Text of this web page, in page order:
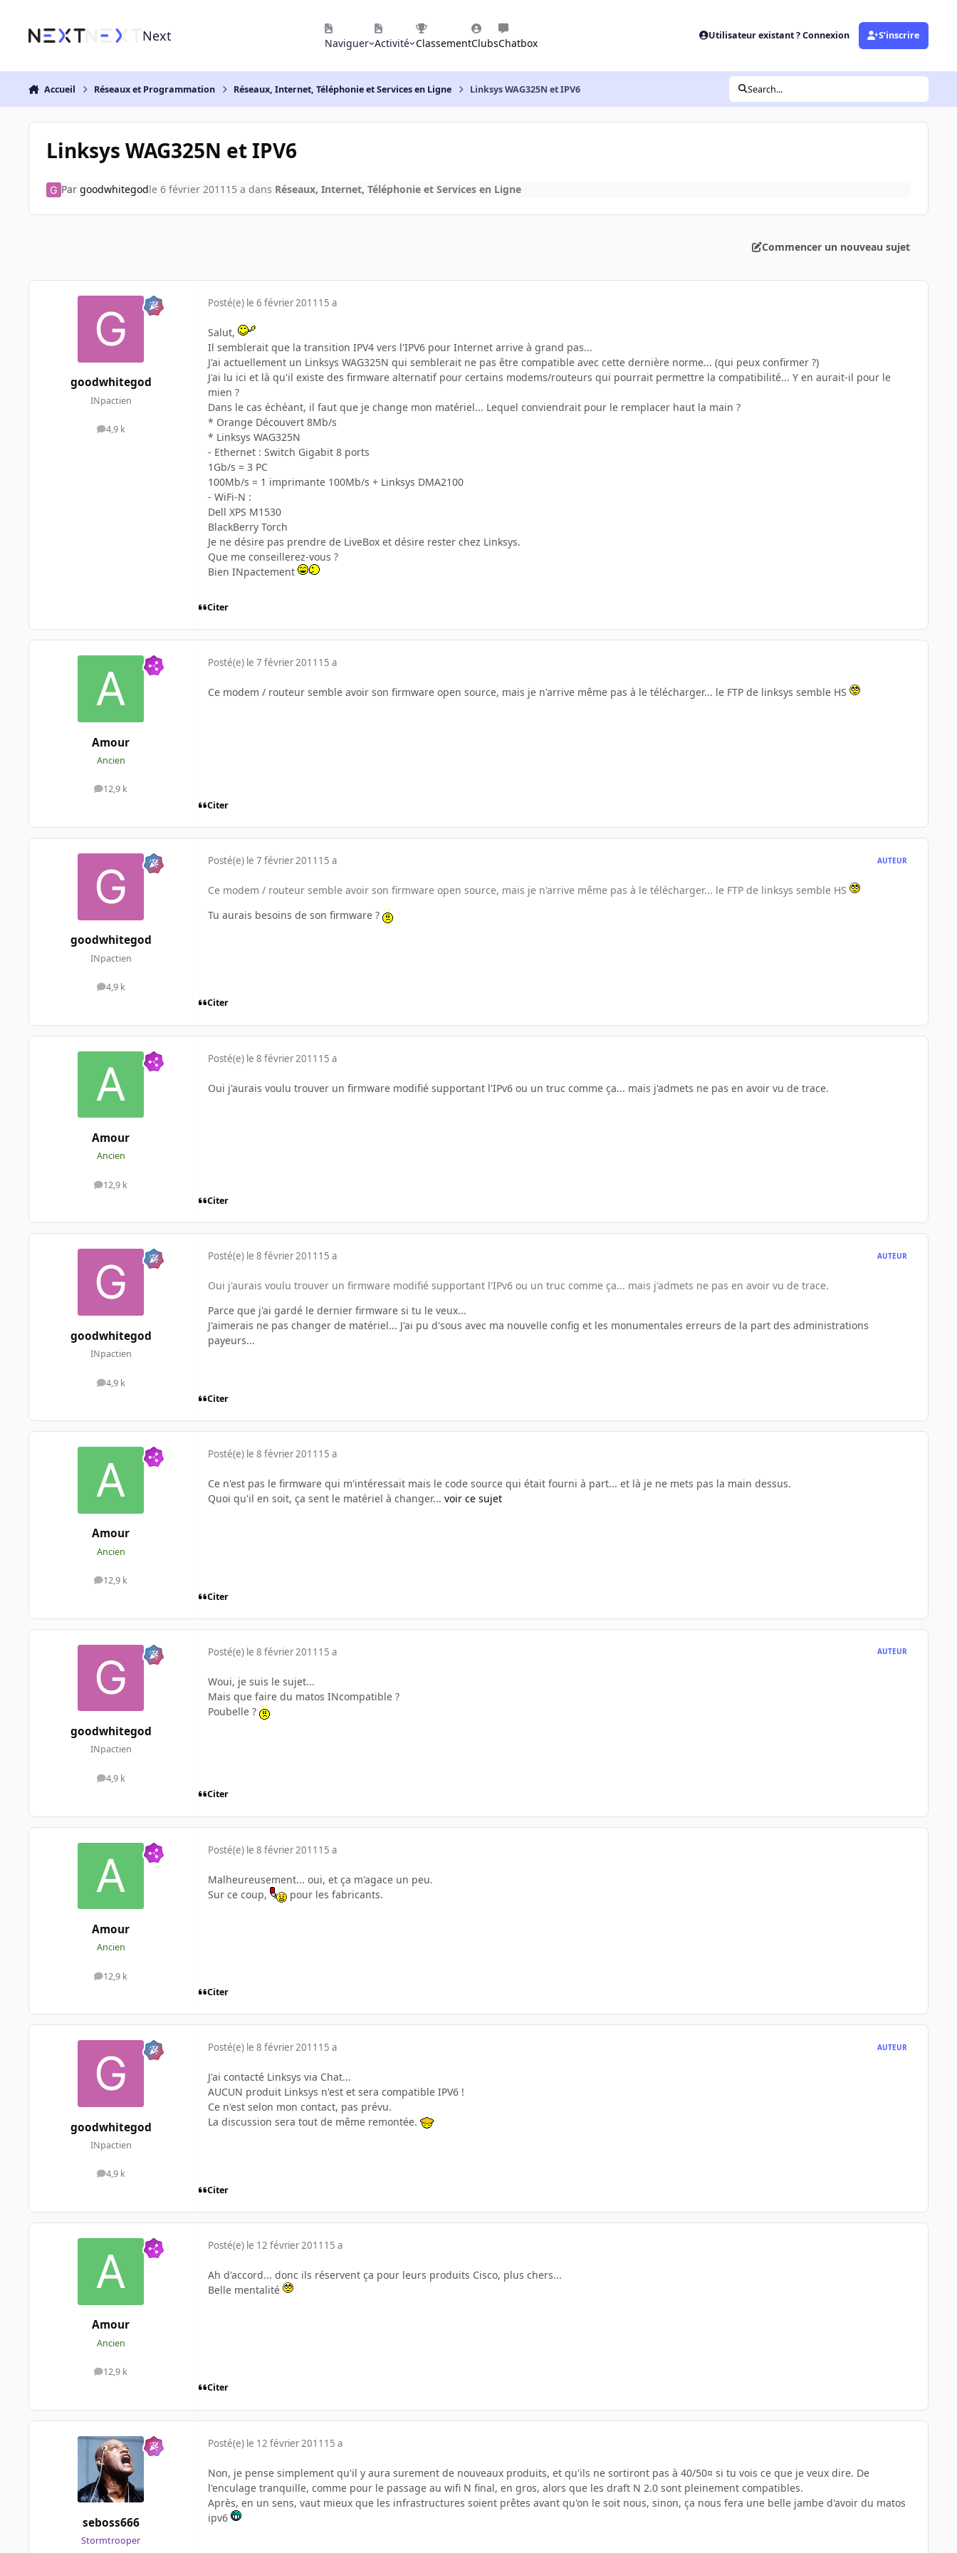
Next Naviguer Activité ClassementClubsChatbox
Utilisateur existant ? Connexion S’inscrire
Accueil Réseaux et Programmation Réseaux, Internet, Téléphonie et Services en Ligne Linksys WAG325N et IPV6 Search...
Linksys WAG325N et IPV6
Par goodwhitegodle 6 février 2011 15 a dans Réseaux, Internet, Téléphonie et Services en Ligne
Commencer un nouveau sujet
goodwhitegod
INpactien
4,9 k
messages
Posté(e) le 6 février 2011 15 a
Salut,
Il semblerait que la transition IPV4 vers l'IPV6 pour Internet arrive à grand pas...
J'ai actuellement un Linksys WAG325N qui semblerait ne pas être compatible avec cette dernière norme... (qui peux confirmer ?)
J'ai lu ici et là qu'il existe des firmware alternatif pour certains modems/routeurs qui pourrait permettre la compatibilité... Y en aurait-il pour le
mien ?
Dans le cas échéant, il faut que je change mon matériel... Lequel conviendrait pour le remplacer haut la main ?
* Orange Découvert 8Mb/s
* Linksys WAG325N
- Ethernet : Switch Gigabit 8 ports
1Gb/s = 3 PC
100Mb/s = 1 imprimante 100Mb/s + Linksys DMA2100
- WiFi-N :
Dell XPS M1530
BlackBerry Torch
Je ne désire pas prendre de LiveBox et désire rester chez Linksys.
Que me conseillerez-vous ?
Bien INpactement
Citer
Amour
Ancien
12,9 k
messages
Posté(e) le 7 février 2011 15 a
Ce modem / routeur semble avoir son firmware open source, mais je n'arrive même pas à le télécharger... le FTP de linksys semble HS
Citer
goodwhitegod
INpactien
4,9 k
messages
Posté(e) le 7 février 2011 15 a AUTEUR
Ce modem / routeur semble avoir son firmware open source, mais je n'arrive même pas à le télécharger... le FTP de linksys semble HS
Tu aurais besoins de son firmware ?
Citer
Amour
Ancien
12,9 k
messages
Posté(e) le 8 février 2011 15 a
Oui j'aurais voulu trouver un firmware modifié supportant l'IPv6 ou un truc comme ça... mais j'admets ne pas en avoir vu de trace.
Citer
goodwhitegod
INpactien
4,9 k
messages
Posté(e) le 8 février 2011 15 a AUTEUR
Oui j'aurais voulu trouver un firmware modifié supportant l'IPv6 ou un truc comme ça... mais j'admets ne pas en avoir vu de trace.
Parce que j'ai gardé le dernier firmware si tu le veux...
J'aimerais ne pas changer de matériel... J'ai pu d'sous avec ma nouvelle config et les monumentales erreurs de la part des administrations
payeurs...
Citer
Amour
Ancien
12,9 k
messages
Posté(e) le 8 février 2011 15 a
Ce n'est pas le firmware qui m'intéressait mais le code source qui était fourni à part... et là je ne mets pas la main dessus.
Quoi qu'il en soit, ça sent le matériel à changer... voir ce sujet
Citer
goodwhitegod
INpactien
4,9 k
messages
Posté(e) le 8 février 2011 15 a AUTEUR
Woui, je suis le sujet...
Mais que faire du matos INcompatible ?
Poubelle ?
Citer
Amour
Ancien
12,9 k
messages
Posté(e) le 8 février 2011 15 a
Malheureusement... oui, et ça m'agace un peu.
Sur ce coup,
pour les fabricants.
Citer
goodwhitegod
INpactien
4,9 k
messages
Posté(e) le 8 février 2011 15 a AUTEUR
J'ai contacté Linksys via Chat...
AUCUN produit Linksys n'est et sera compatible IPV6 !
Ce n'est selon mon contact, pas prévu.
La discussion sera tout de même remontée.
Citer
Amour
Ancien
12,9 k
messages
Posté(e) le 12 février 2011 15 a
Ah d'accord... donc ils réservent ça pour leurs produits Cisco, plus chers...
Belle mentalité
Citer
seboss666
Stormtrooper
Posté(e) le 12 février 2011 15 a
Non, je pense simplement qu'il y aura surement de nouveaux produits, et qu'ils ne sortiront pas à 40/50¤ si tu vois ce que je veux dire. De
l'enculage tranquille, comme pour le passage au wifi N final, en gros, alors que les draft N 2.0 sont pleinement compatibles.
Après, en un sens, vaut mieux que les infrastructures soient prêtes avant qu'on le soit nous, sinon, ça nous fera une belle jambe d'avoir du matos
ipv6